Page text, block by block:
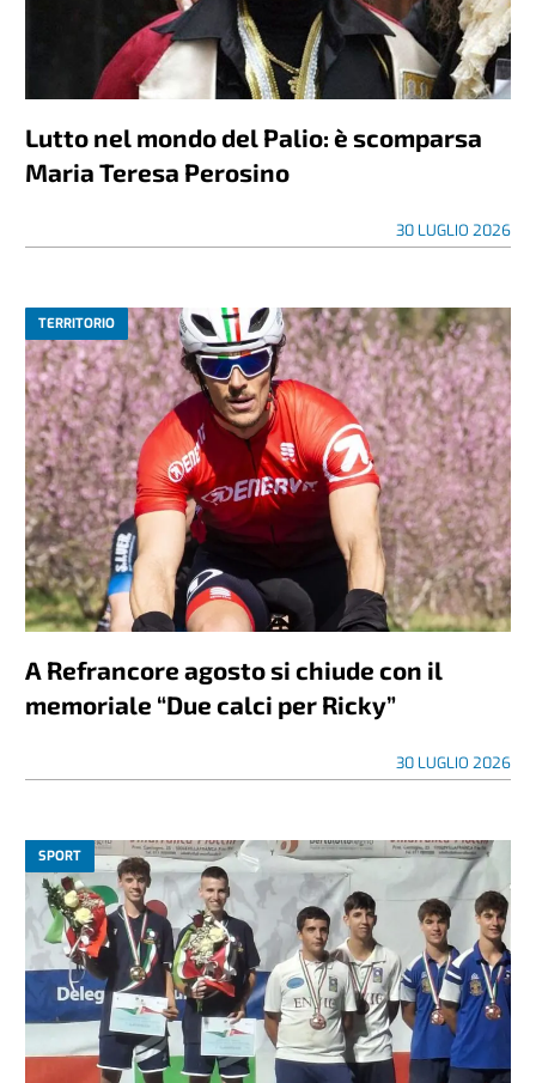
Lutto nel mondo del Palio: è scomparsa
Maria Teresa Perosino
30 LUGLIO 2026
TERRITORIO
A Refrancore agosto si chiude con il
memoriale “Due calci per Ricky”
30 LUGLIO 2026
SPORT